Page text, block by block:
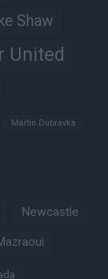
Shaw
United
Martin Dubravka
Newcastle